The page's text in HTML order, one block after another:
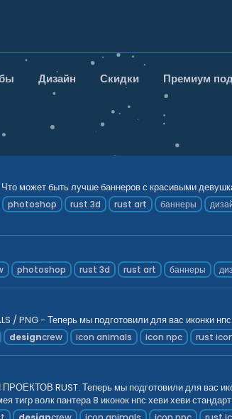
Дизайн Скидки Премиум
может быть лучше баннеров с красивыми
photoshop rust 3d rust art баннеры
photoshop rust 3d rust art баннеры
- Теперь мы подготовили для вас иконки нпс
designcrew icon animals icon npc rust
RUST. Теперь мы подготовили для вас
волк пантера 8 иконок нпс хеви хеви стандарт